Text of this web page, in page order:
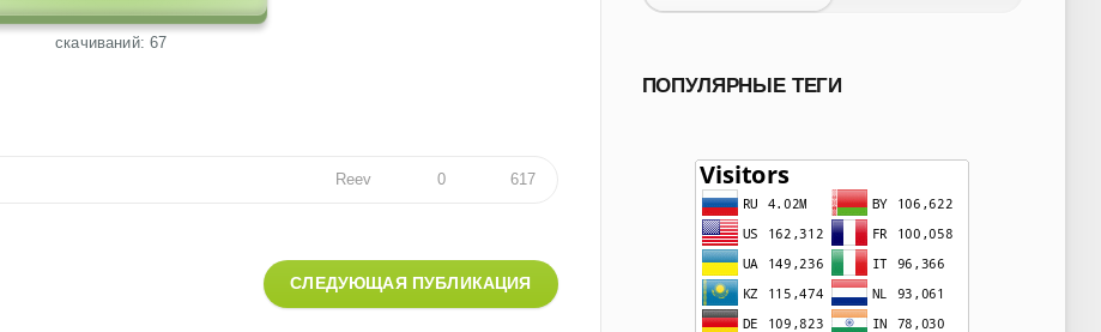
cкачиваний: 67
Reev 0 617
СЛЕДУЮЩАЯ ПУБЛИКАЦИЯ
ПОПУЛЯРНЫЕ ТЕГИ